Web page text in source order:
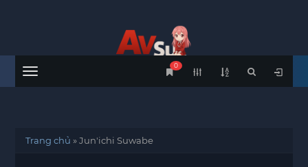
Menu
0
Trang chủ »Jun'ichi Suwabe